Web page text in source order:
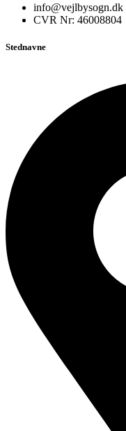
info@vejlbysogn.dk
CVR Nr: 46008804
Stednavne